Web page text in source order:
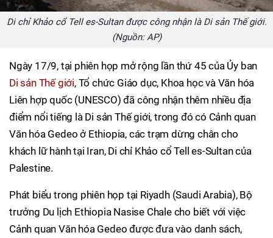
Di chỉ Khảo cổ Tell es-Sultan được công nhận là Di sản Thế giới.
(Nguồn: AP)
Ngày 17/9, tại phiên họp mở rộng lần thứ 45 của Ủy ban
Di sản Thế giới, Tổ chức Giáo dục, Khoa học và Văn hóa
Liên hợp quốc (UNESCO) đã công nhận thêm nhiều địa
điểm nổi tiếng là Di sản Thế giới, trong đó có Cảnh quan
Văn hóa Gedeo ở Ethiopia, các trạm dừng chân cho
khách lữ hành tại Iran, Di chỉ Khảo cổ Tell es-Sultan của
Palestine.
Phát biểu trong phiên họp tại Riyadh (Saudi Arabia), Bộ
trưởng Du lịch Ethiopia Nasise Chale cho biết với việc
Cảnh quan Văn hóa Gedeo được đưa vào danh sách,